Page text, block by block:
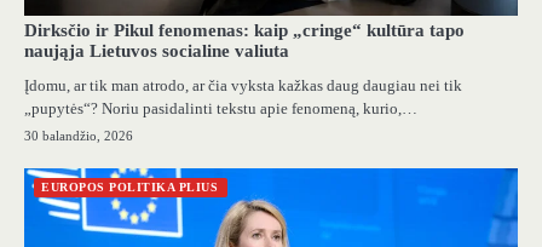
Dirksčio ir Pikul fenomenas: kaip „cringe“ kultūra tapo
naująja Lietuvos socialine valiuta
Įdomu, ar tik man atrodo, ar čia vyksta kažkas daug daugiau nei tik
„pupytės“? Noriu pasidalinti tekstu apie fenomeną, kurio,…
30 balandžio, 2026
EUROPOS POLITIKA PLIUS